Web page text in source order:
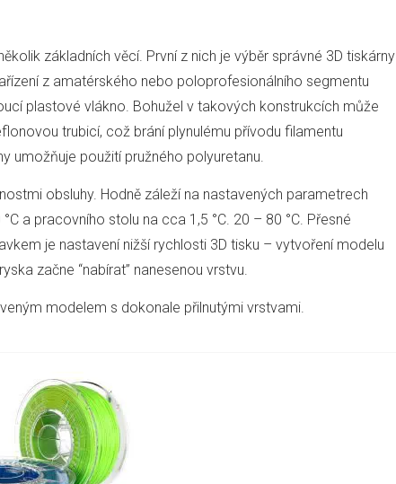
základních věcí. První z nich je výběr správné 3D tiskárny
z amatérského nebo poloprofesionálního segmentu
plastové vlákno. Bohužel v takových konstrukcích může
trubicí, což brání plynulému přívodu filamentu
umožňuje použití pružného polyuretanu.
obsluhy. Hodně záleží na nastavených parametrech
a pracovního stolu na cca 1,5 °C. 20 – 80 °C. Přesné
je nastavení nižší rychlosti 3D tisku – vytvoření modelu
začne “nabírat” nanesenou vrstvu.
modelem s dokonale přilnutými vrstvami.